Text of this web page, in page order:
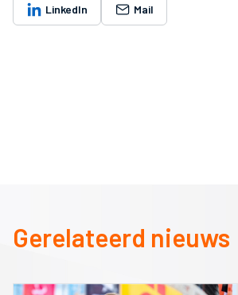
LinkedIn Mail
Gerelateerd nieuws